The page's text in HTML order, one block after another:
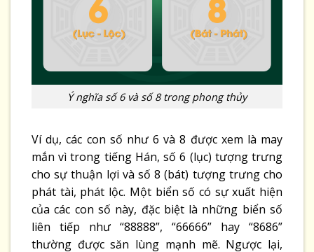
Ý nghĩa số 6 và số 8 trong phong thủy
Ví dụ, các con số như 6 và 8 được xem là may
mắn vì trong tiếng Hán, số 6 (lục) tượng trưng
cho sự thuận lợi và số 8 (bát) tượng trưng cho
phát tài, phát lộc. Một biển số có sự xuất hiện
của các con số này, đặc biệt là những biển số
liên tiếp như “88888”, “66666” hay “8686”
thường được săn lùng mạnh mẽ. Ngược lại,